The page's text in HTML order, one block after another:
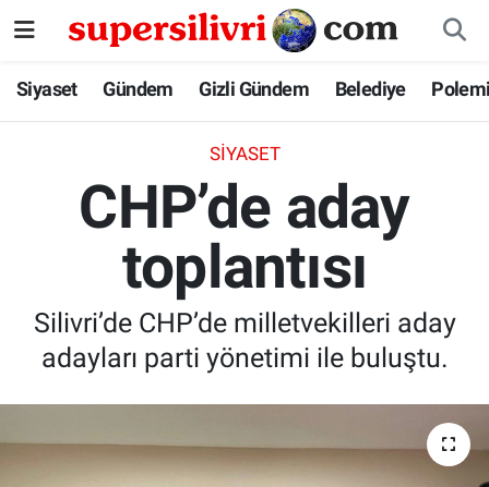
Siyaset Gündem Gizli Gündem Belediye
SIYASET
CHP’de aday
toplantısı
Silivri’de CHP’de milletvekilleri aday
adayları parti yönetimi ile buluştu.
Siyaset
Gizli Gündem
Belediye
İstanbul Nöbetçi Eczaneler
İstanbul Hava Durumu
İstanbul Namaz Vakitleri
İstanbul Trafik Yoğunluk Haritası
Süper Lig Puan Durumu ve Fikstür
Tüm Manşetler
Haber Arşivi